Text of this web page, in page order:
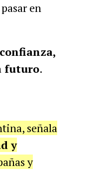
en
futuro.
señala
y
y